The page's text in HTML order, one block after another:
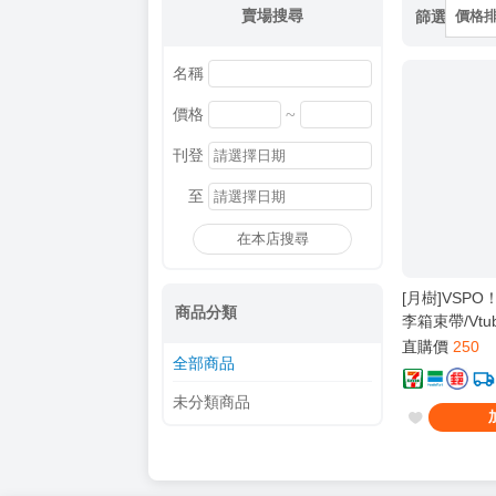
賣場搜尋
名稱
價格 ~
刊登
至
在本店搜尋
商品分類
全部商品
未分類商品
篩選 價格
[月樹]VSPO
李箱束帶/
直購價 250